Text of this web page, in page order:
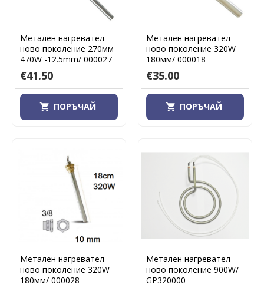
Метален нагревател
ново поколение 270мм
470W -12.5mm/ 000027
€41.50
ПОРЪЧАЙ
Метален нагревател
ново поколение 320W
180мм/ 000018
€35.00
ПОРЪЧАЙ
Метален нагревател
ново поколение 320W
180мм/ 000028
Метален нагревател
ново поколение 900W/
GP320000